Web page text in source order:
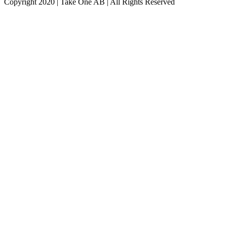
Copyright 2020 | Take One AB | All Rights Reserved